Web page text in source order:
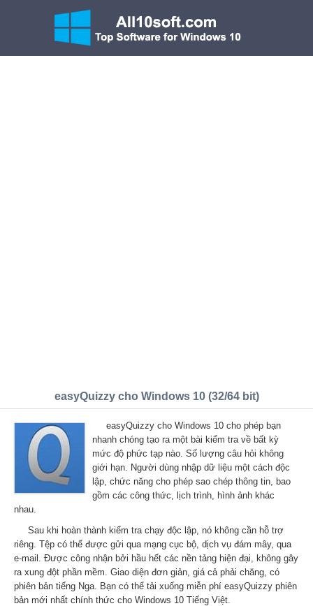
easyQuizzy cho Windows 10 (32/64 bit)
easyQuizzy cho Windows 10 cho phép bạn
nhanh chóng tạo ra một bài kiểm tra về bất kỳ
mức độ phức tạp nào. Số lượng câu hỏi không
giới hạn. Người dùng nhập dữ liệu một cách độc
lập, chức năng cho phép sao chép thông tin, bao
gồm các công thức, lịch trình, hình ảnh khác
nhau.
Sau khi hoàn thành kiểm tra chạy độc lập, nó không cần hỗ trợ
riêng. Tệp có thể được gửi qua mạng cục bộ, dịch vụ đám mây, qua
e-mail. Được công nhận bởi hầu hết các nền tảng hiện đại, không gây
ra xung đột phần mềm. Giao diện đơn giản, giá cả phải chăng, có
phiên bản tiếng Nga. Bạn có thể tải xuống miễn phí easyQuizzy phiên
bản mới nhất chính thức cho Windows 10 Tiếng Việt.